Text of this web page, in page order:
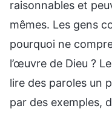
raisonnables et
mêmes. Les gens
pourquoi ne
l’œuvre de Dieu ?
lire des paroles un
par des exemples,